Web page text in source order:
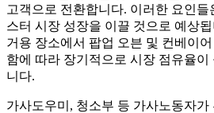
고객으로 전환합니다. 이러한 요인들
스터 시장 성장을 이끌 것으로 예상
거용 장소에서 팝업 오븐 및 컨베이
함에 따라 장기적으로 시장 점유율이
니다.
가사도우미, 청소부 등 가사노동자가